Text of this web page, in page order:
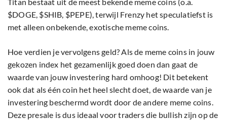
$DOGE, $SHIB, $PEPE), terwijl Frenzy het speculatiefst is
met alleen onbekende, exotische meme coins.
Hoe verdien je vervolgens geld? Als de meme coins in jouw
gekozen index het gezamenlijk goed doen dan gaat de
waarde van jouw investering hard omhoog! Dit betekent
ook dat als één coin het heel slecht doet, de waarde van je
investering beschermd wordt door de andere meme coins.
Deze presale is dus ideaal voor traders die bullish zijn op de